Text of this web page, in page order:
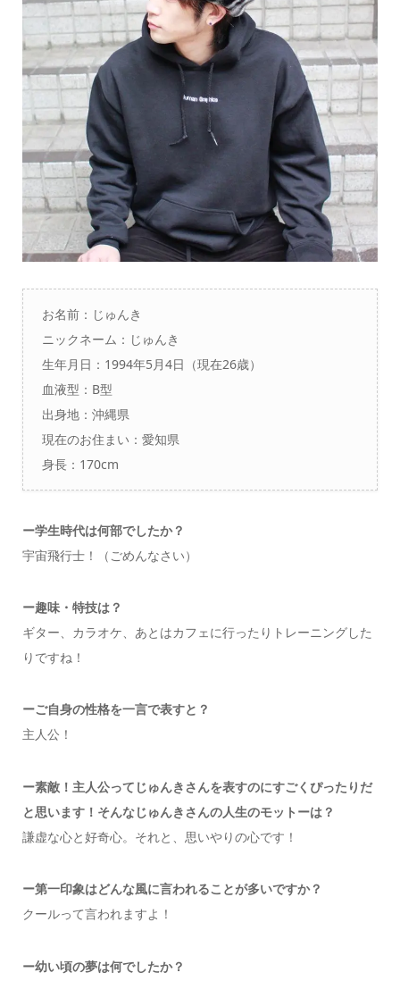
お名前：じゅんき
ニックネーム：じゅんき
生年月日：1994年5月4日（現在26歳）
血液型：B型
出身地：沖縄県
現在のお住まい：愛知県
身長：170cm
ー学生時代は何部でしたか？
宇宙飛行士！（ごめんなさい）
ー趣味・特技は？
ギター、カラオケ、あとはカフェに行ったりトレーニングした
りですね！
ーご自身の性格を一言で表すと？
主人公！
ー素敵！主人公ってじゅんきさんを表すのにすごくぴったりだ
と思います！そんなじゅんきさんの人生のモットーは？
謙虚な心と好奇心。それと、思いやりの心です！
ー第一印象はどんな風に言われることが多いですか？
クールって言われますよ！
ー幼い頃の夢は何でしたか？